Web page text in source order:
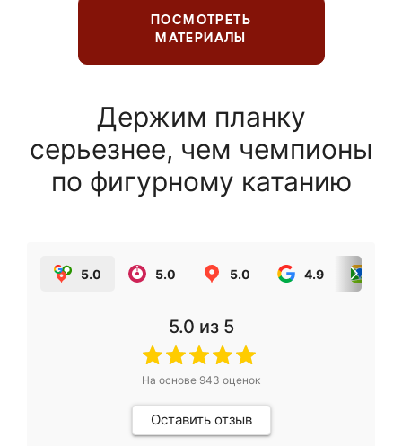
ПОСМОТРЕТЬ
МАТЕРИАЛЫ
Держим планку
серьезнее, чем чемпионы
по фигурному катанию
5.0 5.0 5.0 4.9
5.0 из 5
На основе 943 оценок
Оставить отзыв